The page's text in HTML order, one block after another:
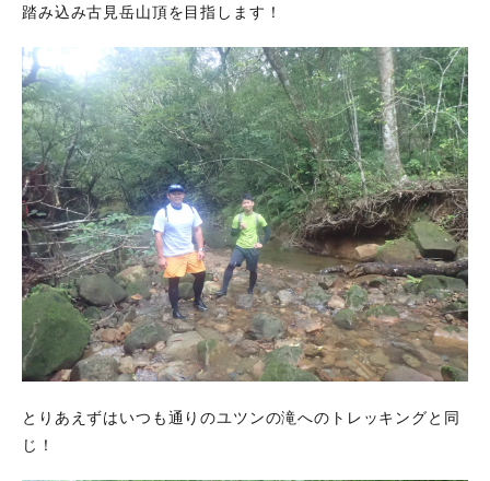
踏み込み古見岳山頂を目指します！
とりあえずはいつも通りのユツンの滝へのトレッキングと同
じ！